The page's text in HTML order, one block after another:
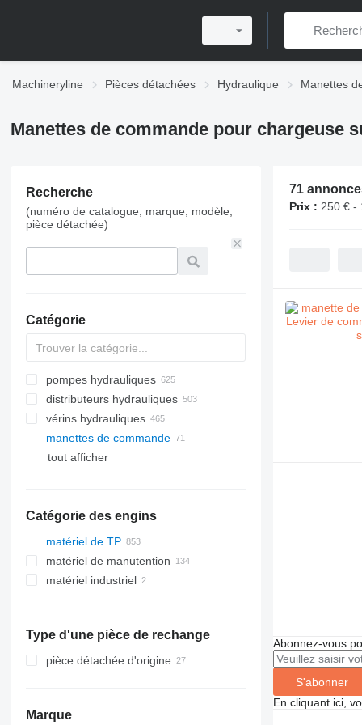
Machineryline Pièces détachées Hydraulique Manettes
Manettes de commande pour chargeuse
Recherche
(numéro de catalogue, marque, modèle,
pièce détachée)
Catégorie
pompes hydrauliques
distributeurs hydrauliques
vérins hydrauliques
manettes de commande
tout afficher
Catégorie des engins
matériel de TP
excavateurs
mini-pelles
grues
grues tout-terrain
grues à tour
finisseurs
engins de terrassement
bulldozers
nacelles élévatrices
matériel de manutention
chariots élévateurs
chariots porte-conteneurs
matériel industriel
Type d'une pièce de rechange
pièce détachée d'origine
Marque
71
Prix : 250 € -
Abonnez-vous
S'abonner
En cliquant ici,